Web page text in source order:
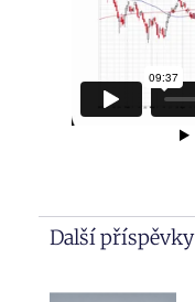
Další příspěvky